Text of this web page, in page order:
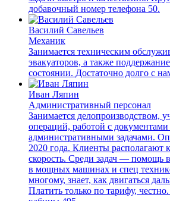
добавочный номер телефона 50.
Василий Савельев
Механик
Занимается техническим
эвакуаторов, а также
состоянии. Достаточно долго с
Иван Ляпин
Административный персонал
Занимается делопроизводством,
операций, работой с
административными задачами.
2020 года. Клиенты располагают
скорость. Среди задач — помощь
в мощных машинах и спец
многому, знает, как двигаться
Платить только по тарифу,